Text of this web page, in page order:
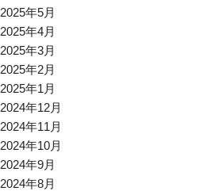
2025年5月
2025年4月
2025年3月
2025年2月
2025年1月
2024年12月
2024年11月
2024年10月
2024年9月
2024年8月